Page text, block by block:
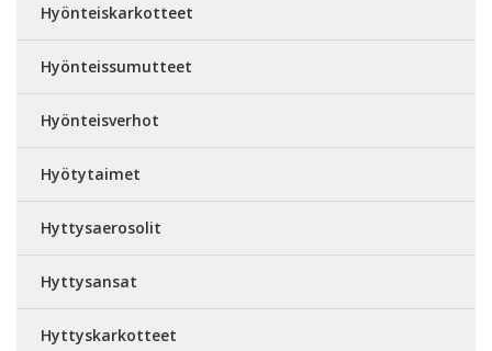
Hyönteiskarkotteet
Hyönteissumutteet
Hyönteisverhot
Hyötytaimet
Hyttysaerosolit
Hyttysansat
Hyttyskarkotteet